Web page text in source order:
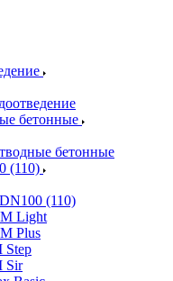
бетонные
бетонные
(110)
(110)
Light
Plus